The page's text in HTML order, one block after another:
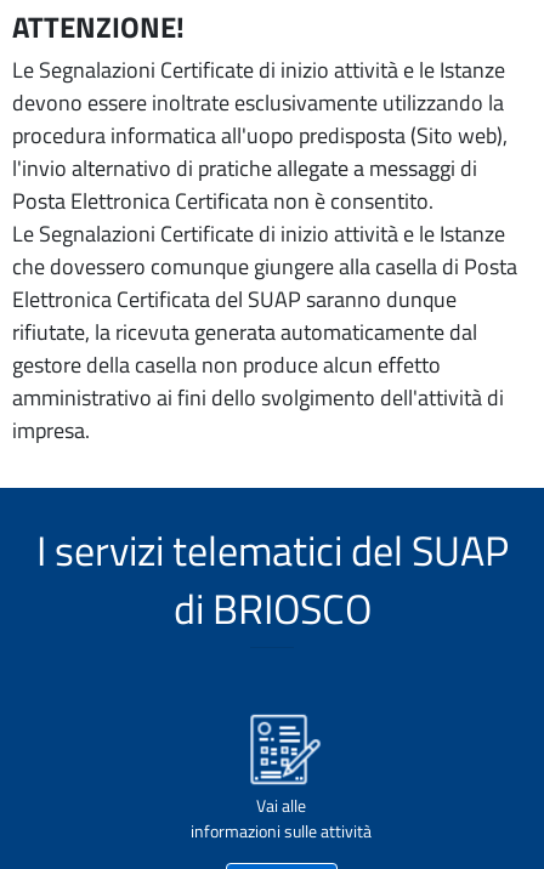
ATTENZIONE!
Le Segnalazioni Certificate di inizio attività e le Istanze
devono essere inoltrate esclusivamente utilizzando la
procedura informatica all'uopo predisposta (Sito web),
l'invio alternativo di pratiche allegate a messaggi di
Posta Elettronica Certificata non è consentito.
Le Segnalazioni Certificate di inizio attività e le Istanze
che dovessero comunque giungere alla casella di Posta
Elettronica Certificata del SUAP saranno dunque
rifiutate, la ricevuta generata automaticamente dal
gestore della casella non produce alcun effetto
amministrativo ai fini dello svolgimento dell'attività di
impresa.
I servizi telematici del SUAP
di BRIOSCO
Vai alle
informazioni sulle attività